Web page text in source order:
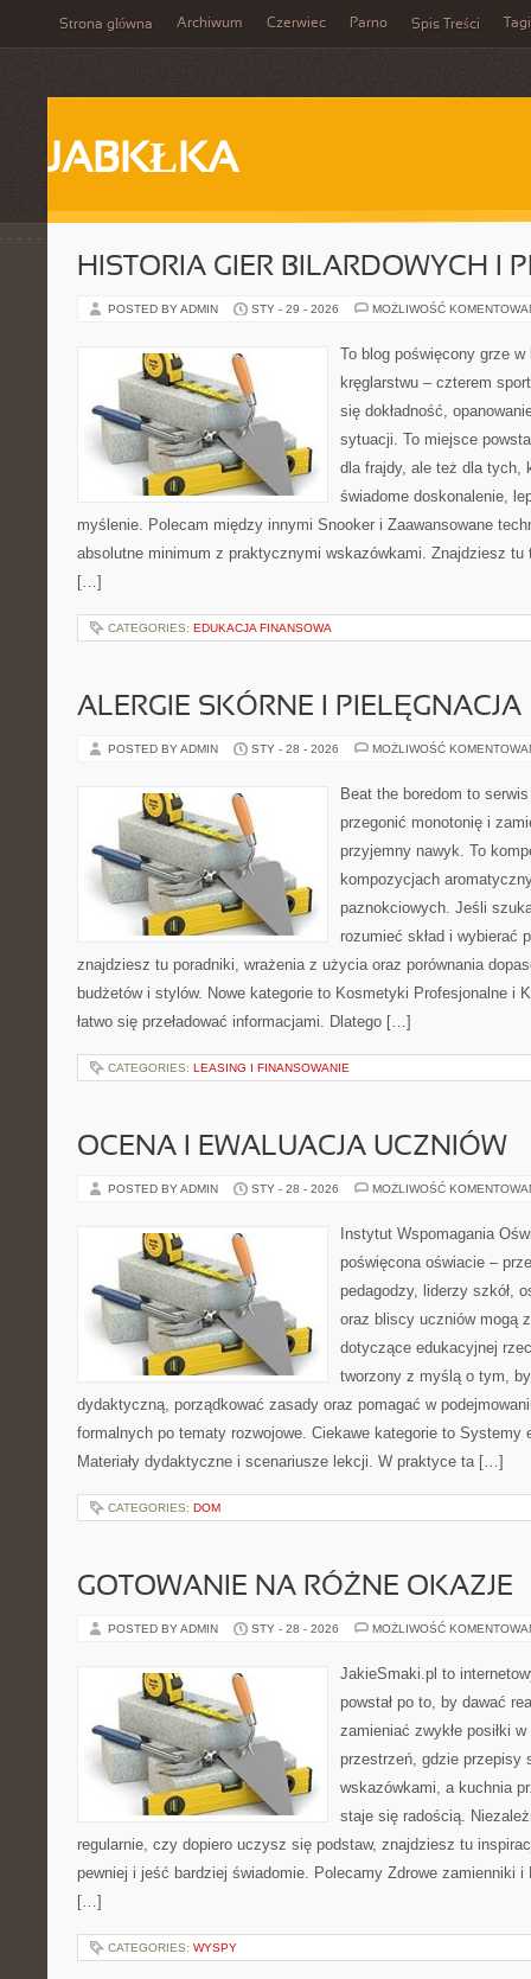
Strona główna Archiwum Czerwiec Parno Spis Treści Tagi
JABKŁKA
HISTORIA GIER BILARDOWYCH I
POSTED BY ADMIN STY - 29 - 2026 MOŻLIWOŚĆ
To blog poświęcony grze
kręglarstwu – czterem
się dokładność,
sytuacji. To miejsce
dla frajdy, ale też dla tych,
świadome doskonalenie,
myślenie. Polecam między innymi Snooker i Zaawansowane
absolutne minimum z praktycznymi wskazówkami. Znajdziesz tu
[…]
CATEGORIES: EDUKACJA FINANSOWA
ALERGIE SKÓRNE I PIELĘGNACJA
POSTED BY ADMIN STY - 28 - 2026 MOŻLIWOŚĆ
Beat the boredom to
przegonić monotonię i
przyjemny nawyk. To
kompozycjach
paznokciowych. Jeśli
rozumieć skład i wybierać
znajdziesz tu poradniki, wrażenia z użycia oraz porównania
budżetów i stylów. Nowe kategorie to Kosmetyki Profesjonalne i
łatwo się przeładować informacjami. Dlatego […]
CATEGORIES: LEASING I FINANSOWANIE
OCENA I EWALUACJA UCZNIÓW
POSTED BY ADMIN STY - 28 - 2026 MOŻLIWOŚĆ
Instytut Wspomagania
poświęcona oświacie –
pedagodzy, liderzy szkół,
oraz bliscy uczniów mogą
dotyczące edukacyjnej
tworzony z myślą o tym, by
dydaktyczną, porządkować zasady oraz pomagać w
formalnych po tematy rozwojowe. Ciekawe kategorie to Systemy
Materiały dydaktyczne i scenariusze lekcji. W praktyce ta […]
CATEGORIES: DOM
GOTOWANIE NA RÓŻNE OKAZJE
POSTED BY ADMIN STY - 28 - 2026 MOŻLIWOŚĆ
JakieSmaki.pl to
powstał po to, by dawać
zamieniać zwykłe posiłki
przestrzeń, gdzie przepisy
wskazówkami, a kuchnia
staje się radością.
regularnie, czy dopiero uczysz się podstaw, znajdziesz tu
pewniej i jeść bardziej świadomie. Polecamy Zdrowe zamienniki
[…]
CATEGORIES: WYSPY